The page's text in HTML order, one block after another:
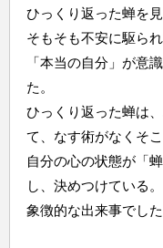
ひっくり返った蝉を
そもそも不安に駆ら
「本当の自分」が意
た。
ひっくり返った蝉は
て、なす術がなくそ
自分の心の状態が「
し、決めつけている。
象徴的な出来事でした